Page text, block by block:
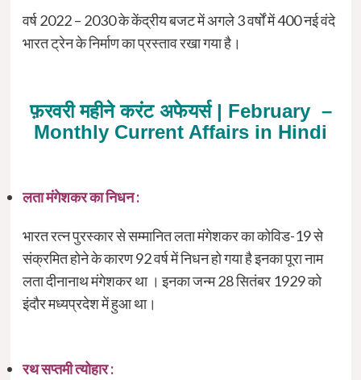
वर्ष 2022 – 2030 के केंद्रीय बजट में अगले 3 वर्षों में 400 नई वंदे
भारत ट्रेन के निर्माण का प्रस्ताव रखा गया है।
फ़रवरी महीने करंट अफेयर्स | February –
Monthly Current Affairs in Hindi
लता मंगेशकर का निधन :
भारत रत्न पुरस्कार से सम्मानित लता मंगेशकर का कोविड-19 से
संक्रमित होने के कारण 92 वर्ष में निधन हो गया है इनका पूरा नाम
लता दीनानाथ मंगेशकर था । इनका जन्म 28 सितंबर 1929 को
इंदौर मध्यप्रदेश में हुआ था।
रथ सप्तमी त्योहार :